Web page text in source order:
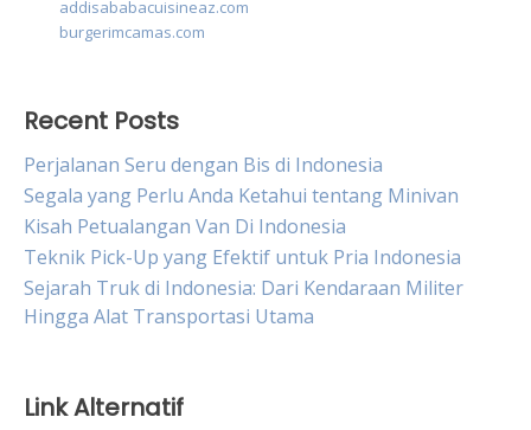
addisababacuisineaz.com
burgerimcamas.com
Recent Posts
Perjalanan Seru dengan Bis di Indonesia
Segala yang Perlu Anda Ketahui tentang Minivan
Kisah Petualangan Van Di Indonesia
Teknik Pick-Up yang Efektif untuk Pria Indonesia
Sejarah Truk di Indonesia: Dari Kendaraan Militer
Hingga Alat Transportasi Utama
Link Alternatif